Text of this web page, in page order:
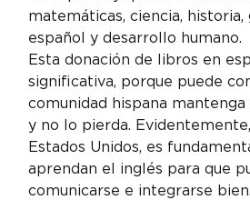
matemáticas, ciencia,
español y desarrollo humano.
Esta donación de libros en
significativa, porque puede
comunidad hispana mantenga
y no lo pierda.
Estados Unidos, es
aprendan el inglés para que
comunicarse e integrarse